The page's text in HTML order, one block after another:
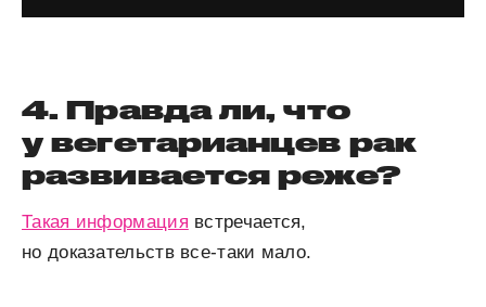
4. Правда ли, что
у вегетарианцев рак
развивается реже?
Такая информация встречается,
но доказательств все-таки мало.